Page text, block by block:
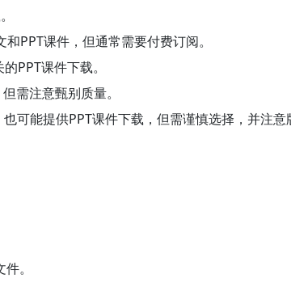
PPT课件，但通常需要付费订阅。
PPT课件下载。
需注意甄别质量。
可能提供PPT课件下载，但需谨慎选择，并注意
。